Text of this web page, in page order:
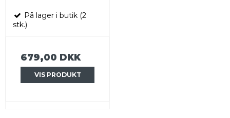
På lager i butik (2
stk.)
679,00 DKK
VIS PRODUKT